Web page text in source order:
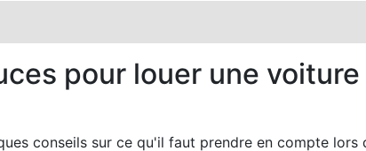
pour louer une voiture
conseils sur ce qu'il faut prendre en compte lors